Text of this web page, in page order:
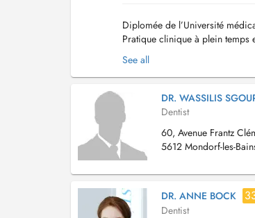
Diplomée de l’Université
Pratique clinique à plein temps
Ferrari) Cours de
See all
DR. WASSILIS
Dentist
60, Avenue Frantz
5612 Mondorf-les-
DR. ANNE BOCK
Dentist